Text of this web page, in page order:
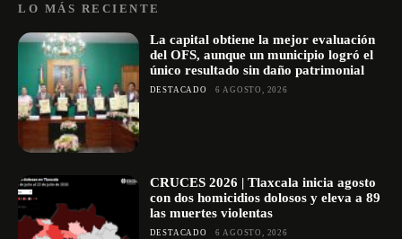
LO MÁS RECIENTE
La capital obtiene la mejor evaluación
del OFS, aunque un municipio logró el
único resultado sin daño patrimonial
DESTACADO 6 AGOSTO, 2026
CRUCES 2026 | Tlaxcala inicia agosto
con dos homicidios dolosos y eleva a 89
las muertes violentas
DESTACADO 6 AGOSTO, 2026